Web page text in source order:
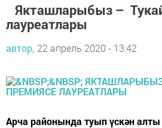
Якташларыбыз –
лауреатлары
автор, 22 апрель 2020 - 13:42
Арча районында туып үскән